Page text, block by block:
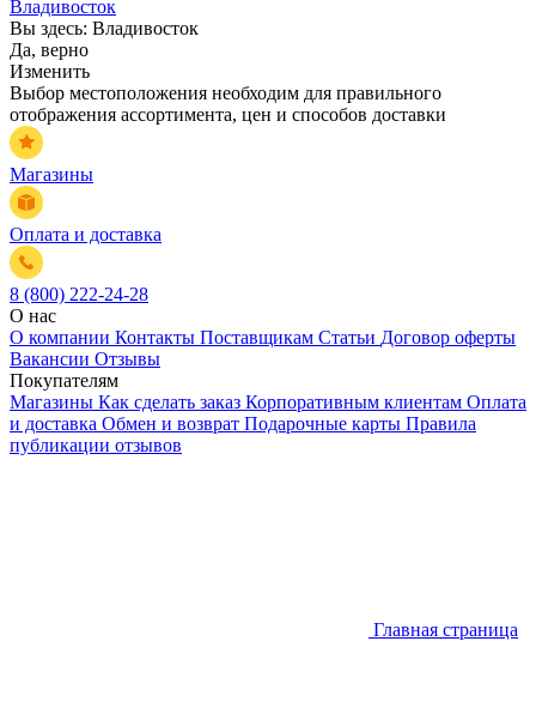
Владивосток
Вы здесь: Владивосток
Да, верно
Изменить
Выбор местоположения необходим для правильного
отображения ассортимента, цен и способов доставки
Магазины
Оплата и доставка
8 (800) 222-24-28
О нас
О компании Контакты Поставщикам Статьи Договор оферты
Вакансии Отзывы
Покупателям
Магазины Как сделать заказ Корпоративным клиентам Оплата
и доставка Обмен и возврат Подарочные карты Правила
публикации отзывов
Главная страница